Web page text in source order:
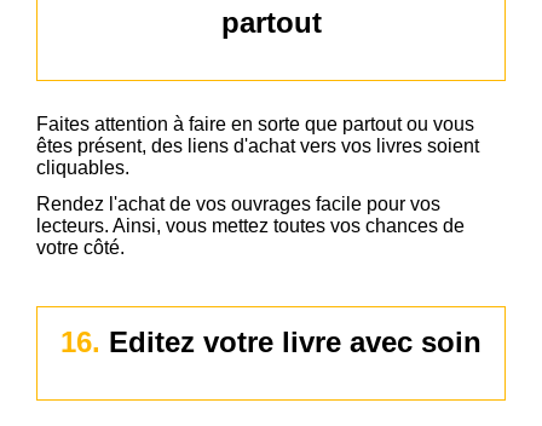
partout
Faites attention à faire en sorte que partout ou vous
êtes présent, des liens d'achat vers vos livres soient
cliquables.
Rendez l'achat de vos ouvrages facile pour vos
lecteurs. Ainsi, vous mettez toutes vos chances de
votre côté.
16. Editez votre livre avec soin